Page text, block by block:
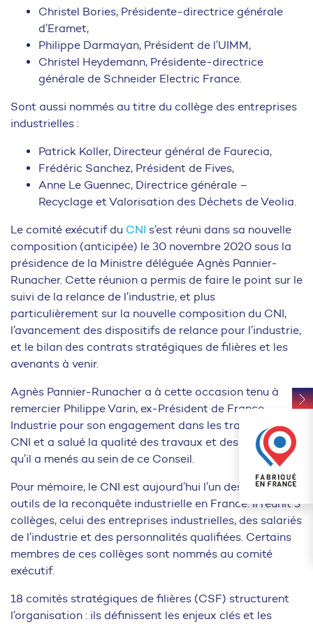
Christel Bories, Présidente-directrice générale
d’Eramet,
Philippe Darmayan, Président de l’UIMM,
Christel Heydemann, Présidente-directrice
générale de Schneider Electric France.
Sont aussi nommés au titre du collège des entreprises
industrielles :
Patrick Koller, Directeur général de Faurecia,
Frédéric Sanchez, Président de Fives,
Anne Le Guennec, Directrice générale –
Recyclage et Valorisation des Déchets de Veolia.
Le comité exécutif du CNI s’est réuni dans sa nouvelle
composition (anticipée) le 30 novembre 2020 sous la
présidence de la Ministre déléguée Agnès Pannier-
Runacher. Cette réunion a permis de faire le point sur le
suivi de la relance de l’industrie, et plus
particulièrement sur la nouvelle composition du CNI,
l’avancement des dispositifs de relance pour l’industrie,
et le bilan des contrats stratégiques de filières et les
avenants à venir.
Agnès Pannier-Runacher a à cette occasion tenu à
remercier Philippe Varin, ex-Président de France
Industrie pour son engagement dans les travaux du
CNI et a salué la qualité des travaux et des réflexions
qu’il a menés au sein de ce Conseil.
Pour mémoire, le CNI est aujourd’hui l’un des principaux
outils de la reconquête industrielle en France. Il réunit 3
collèges, celui des entreprises industrielles, des salariés
de l’industrie et des personnalités qualifiées. Certains
membres de ces collèges sont nommés au comité
exécutif.
18 comités stratégiques de filières (CSF) structurent
l’organisation : ils définissent les enjeux clés et les